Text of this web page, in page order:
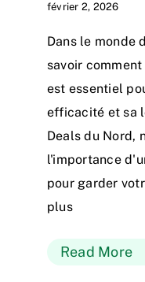
février 2, 2026
Dans le monde
savoir
est essentiel
efficacité et sa
Deals du Nord,
l'importance
pour garder
plus
Read More